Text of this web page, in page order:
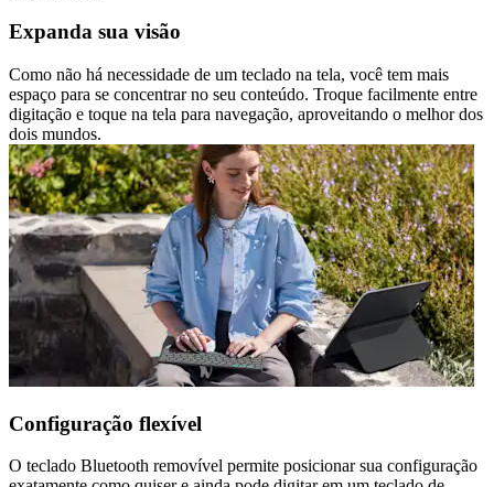
Expanda sua visão
Como não há necessidade de um teclado na tela, você tem mais
espaço para se concentrar no seu conteúdo. Troque facilmente entre
digitação e toque na tela para navegação, aproveitando o melhor dos
dois mundos.
Configuração flexível
O teclado Bluetooth removível permite posicionar sua configuração